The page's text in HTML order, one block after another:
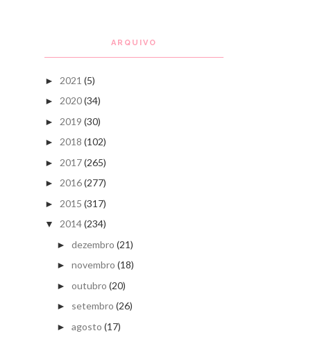
ARQUIVO
► 2021 (5)
► 2020(34)
► 2019 (30)
► 2018 (102)
► 2017(265)
► 2016(277)
► 2015 (317)
▼ 2014(234)
► dezembro (21)
► novembro (18)
► outubro (20)
► setembro (26)
► agosto (17)